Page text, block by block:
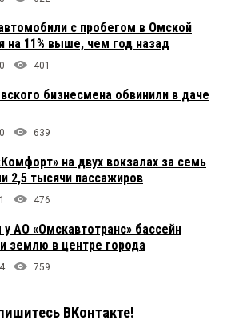
с пробегом в Омской
на 11% выше, чем год назад
0 401
бизнесмена обвинили в даче
0 639
на двух вокзалах за семь
2,5 тысячи пассажиров
1 476
АО «Омскавтотранс» бассейн
землю в центре города
4 759
ВКонтакте!